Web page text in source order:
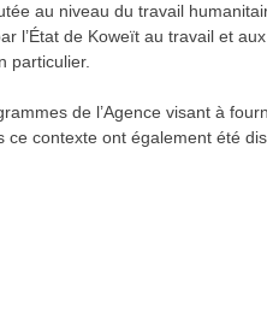
au niveau du travail
l’État de Koweït au travail et
particulier.
de l’Agence visant à
contexte ont également été